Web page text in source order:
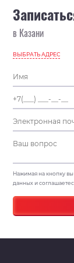
в Казани
ВЫБРАТЬ АДРЕС
Нажимая на кнопку
данных и